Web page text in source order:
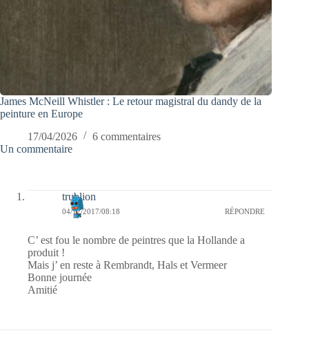
James McNeill Whistler : Le retour magistral du dandy de la
peinture en Europe
17/04/2026
6 commentaires
Un commentaire
trublion
04/12/2017/08:18 RÉPONDRE
C’ est fou le nombre de peintres que la Hollande a
produit !
Mais j’ en reste à Rembrandt, Hals et Vermeer
Bonne journée
Amitié